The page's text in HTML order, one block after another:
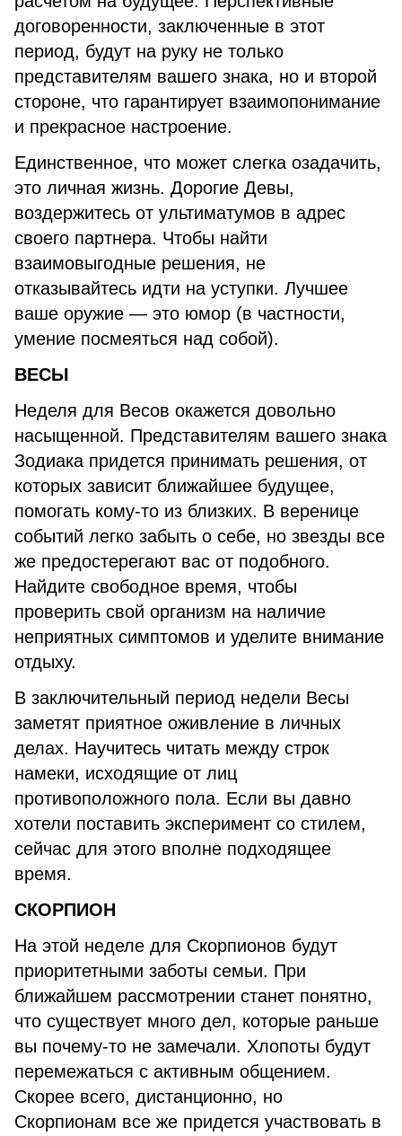
договоренности, заключенные в этот
период, будут на руку не только
представителям вашего знака, но и второй
стороне, что гарантирует взаимопонимание
и прекрасное настроение.
Единственное, что может слегка озадачить,
это личная жизнь. Дорогие Девы,
воздержитесь от ультиматумов в адрес
своего партнера. Чтобы найти
взаимовыгодные решения, не
отказывайтесь идти на уступки. Лучшее
ваше оружие — это юмор (в частности,
умение посмеяться над собой).
ВЕСЫ
Неделя для Весов окажется довольно
насыщенной. Представителям вашего знака
Зодиака придется принимать решения, от
которых зависит ближайшее будущее,
помогать кому-то из близких. В веренице
событий легко забыть о себе, но звезды все
же предостерегают вас от подобного.
Найдите свободное время, чтобы
проверить свой организм на наличие
неприятных симптомов и уделите внимание
отдыху.
В заключительный период недели Весы
заметят приятное оживление в личных
делах. Научитесь читать между строк
намеки, исходящие от лиц
противоположного пола. Если вы давно
хотели поставить эксперимент со стилем,
сейчас для этого вполне подходящее
время.
СКОРПИОН
На этой неделе для Скорпионов будут
приоритетными заботы семьи. При
ближайшем рассмотрении станет понятно,
что существует много дел, которые раньше
вы почему-то не замечали. Хлопоты будут
перемежаться с активным общением.
Скорее всего, дистанционно, но
Скорпионам все же придется участвовать в